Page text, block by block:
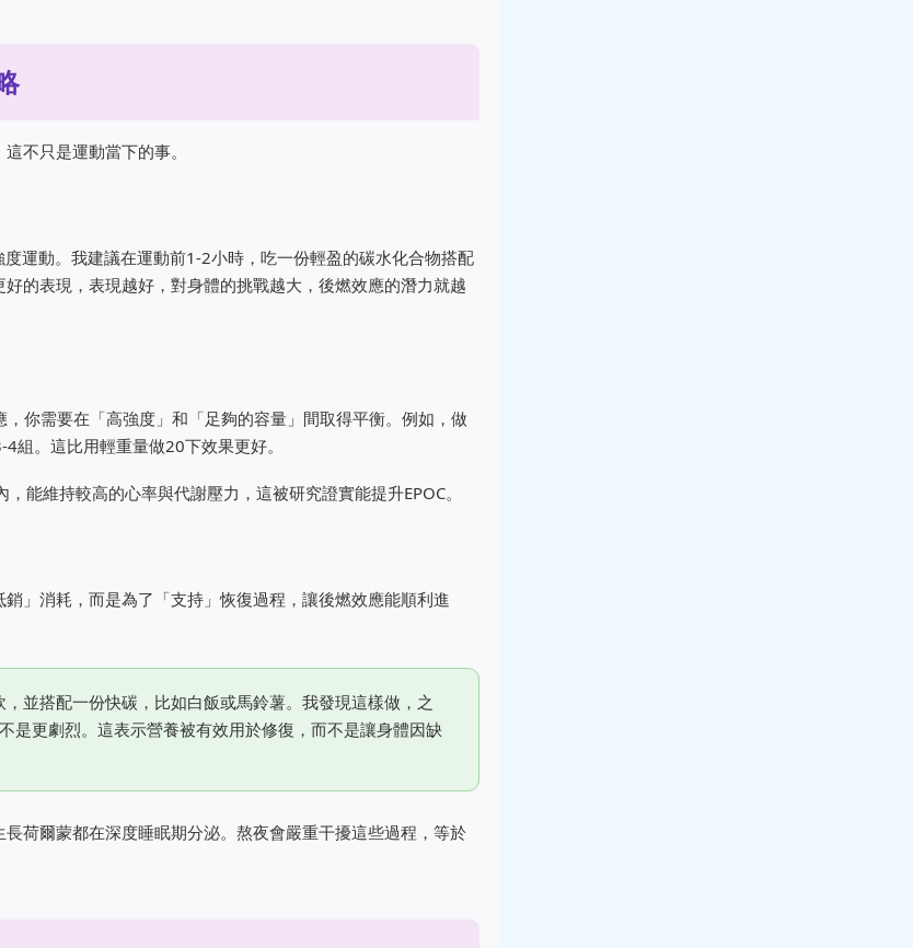
不只是運動當下的事。
運動。我建議在運動前1-2小時，吃一份輕盈的碳水化合物搭配
的表現，表現越好，對身體的挑戰越大，後燃效應的潛力就越
你需要在「高強度」和「足夠的容量」間取得平衡。例如，做
組。這比用輕重量做20下效果更好。
能維持較高的心率與代謝壓力，這被研究證實能提升EPOC。
」消耗，而是為了「支持」恢復過程，讓後燃效應能順利進
並搭配一份快碳，比如白飯或馬鈴薯。我發現這樣做，之
是更劇烈。這表示營養被有效用於修復，而不是讓身體因缺
荷爾蒙都在深度睡眠期分泌。熬夜會嚴重干擾這些過程，等於